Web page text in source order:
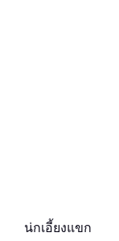
น่กเอี้ยงแขก